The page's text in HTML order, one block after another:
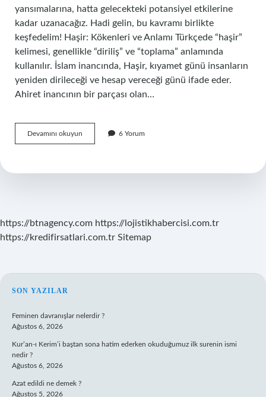
yansımalarına, hatta gelecekteki potansiyel etkilerine
kadar uzanacağız. Hadi gelin, bu kavramı birlikte
keşfedelim! Haşir: Kökenleri ve Anlamı Türkçede “haşir”
kelimesi, genellikle “diriliş” ve “toplama” anlamında
kullanılır. İslam inancında, Haşir, kıyamet günü insanların
yeniden dirileceği ve hesap vereceği günü ifade eder.
Ahiret inancının bir parçası olan…
Devamını okuyun
ne
6 Yorum
https://btnagency.com https://lojistikhabercisi.com.tr
https://kredifirsatlari.com.tr Sitemap
SIDEBAR
SON YAZILAR
Feminen davranışlar nelerdir ?
Ağustos 6, 2026
Kur’an-ı Kerim’i baştan sona hatim ederken okuduğumuz ilk surenin ismi
nedir ?
Ağustos 6, 2026
Azat edildi ne demek ?
Ağustos 5, 2026